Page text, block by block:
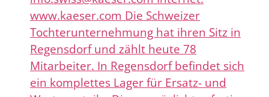
www.kaeser.com Die Schweizer
Tochterunternehmung hat ihren Sitz in
Regensdorf und zählt heute 78
Mitarbeiter. In Regensdorf befindet sich
ein komplettes Lager für Ersatz- und